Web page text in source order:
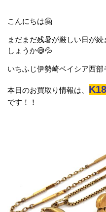
こんにちは🤗
まだまだ残暑が厳しい日が
しょうか😅💦
いちふじ伊勢崎ベイシア西部
本日のお買取り情報は、
です！！